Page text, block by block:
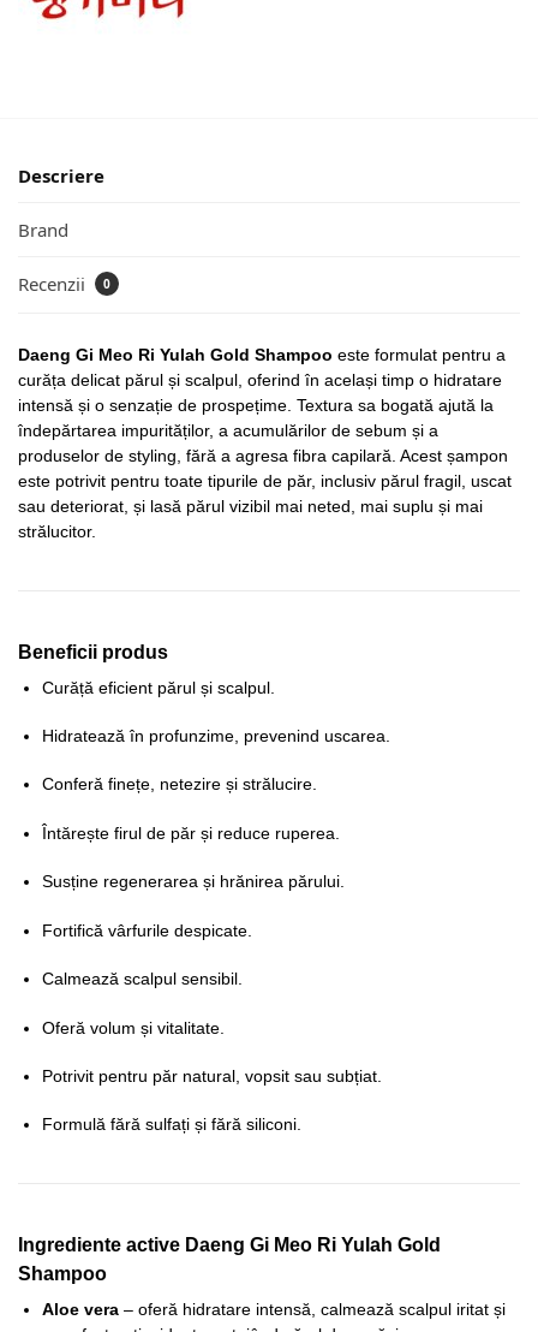
Descriere
Brand
Recenzii 0
Daeng Gi Meo Ri Yulah Gold Shampoo este formulat pentru a
curăța delicat părul și scalpul, oferind în același timp o hidratare
intensă și o senzație de prospețime. Textura sa bogată ajută la
îndepărtarea impurităților, a acumulărilor de sebum și a
produselor de styling, fără a agresa fibra capilară. Acest șampon
este potrivit pentru toate tipurile de păr, inclusiv părul fragil, uscat
sau deteriorat, și lasă părul vizibil mai neted, mai suplu și mai
strălucitor.
Beneficii produs
Curăță eficient părul și scalpul.
Hidratează în profunzime, prevenind uscarea.
Conferă finețe, netezire și strălucire.
Întărește firul de păr și reduce ruperea.
Susține regenerarea și hrănirea părului.
Fortifică vârfurile despicate.
Calmează scalpul sensibil.
Oferă volum și vitalitate.
Potrivit pentru păr natural, vopsit sau subțiat.
Formulă fără sulfați și fără siliconi.
Ingrediente active Daeng Gi Meo Ri Yulah Gold
Shampoo
Aloe vera – oferă hidratare intensă, calmează scalpul iritat și